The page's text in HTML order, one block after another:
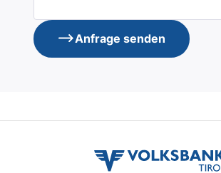
Anfrage senden
volksbank